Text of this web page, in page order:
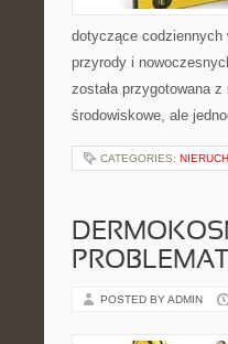
dotyczące codziennych
przyrody i
została przygotowana
środowiskowe, ale
CATEGORIES:
POSTED BY ADMIN